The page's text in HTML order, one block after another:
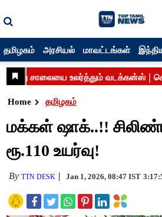
தமிழகம் அரசியல் மாவட்டங்கள்
Home தமிழகம்
மக்கள் ஷாக்..!!
ரூ.110 உயர்வு!
ByTTN DESK Jan 1, 2026, 08:47 IST